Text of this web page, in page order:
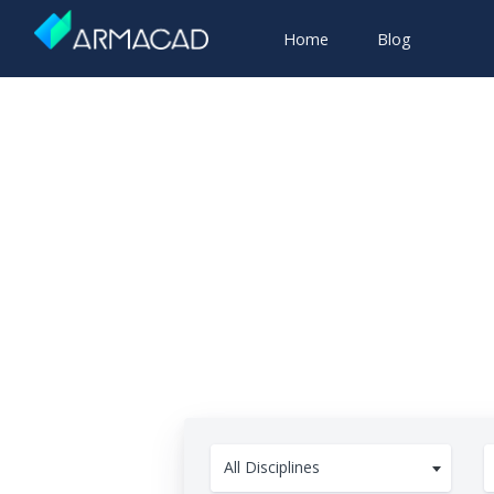
Home Blog
All Disciplines